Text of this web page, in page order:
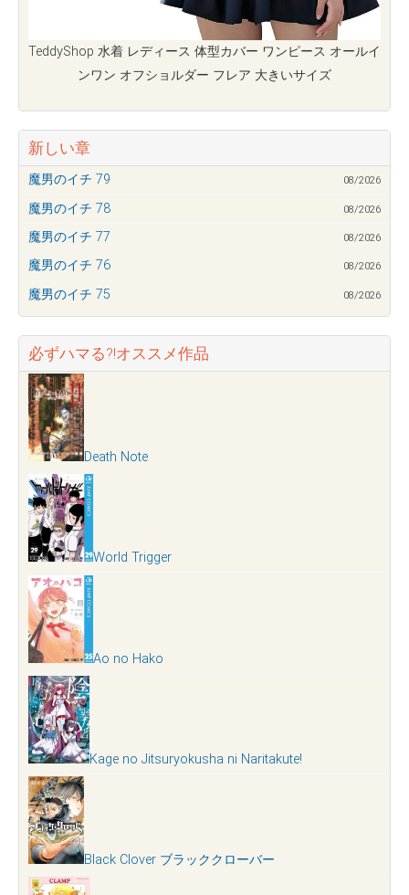
TeddyShop 水着 レディース 体型カバー ワンピース オールイ
ンワン オフショルダー フレア 大きいサイズ
新しい章
魔男のイチ 79 08/2026
魔男のイチ 78 08/2026
魔男のイチ 77 08/2026
魔男のイチ 76 08/2026
魔男のイチ 75 08/2026
必ずハマる?!オススメ作品
Death Note
World Trigger
Ao no Hako
Kage no Jitsuryokusha ni Naritakute!
Black Clover ブラッククローバー